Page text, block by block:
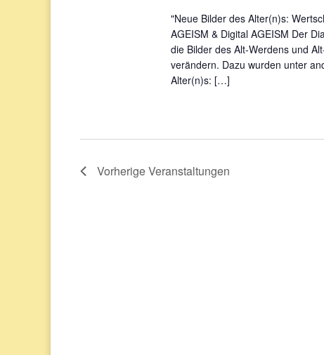
"Neue Bilder des Alter(n)s:
AGEISM & Digital AGEISM Der
die Bilder des Alt-Werdens und
verändern. Dazu wurden unter
Alter(n)s: […]
VorherigeVeranstaltungen